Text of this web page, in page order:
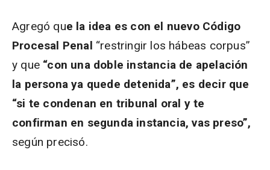
Agregó que la idea es con el nuevo Código
Procesal Penal “restringir los hábeas corpus”
y que “con una doble instancia de apelación
la persona ya quede detenida”, es decir que
“si te condenan en tribunal oral y te
confirman en segunda instancia, vas preso”,
según precisó.